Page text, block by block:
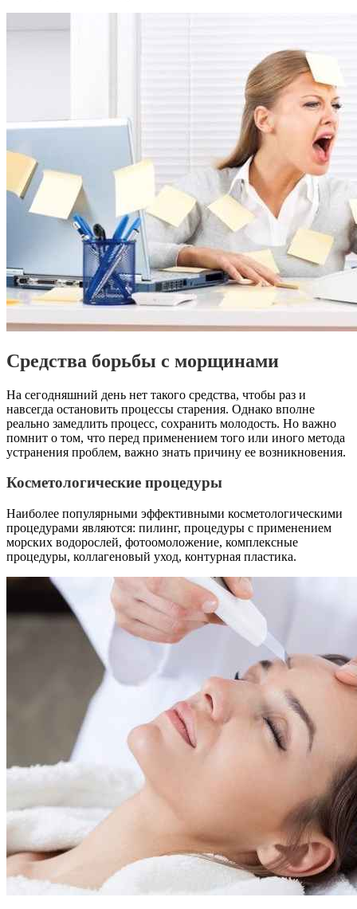
Средства борьбы с морщинами
На сегодняшний день нет такого средства, чтобы раз и
навсегда остановить процессы старения. Однако вполне
реально замедлить процесс, сохранить молодость. Но важно
помнит о том, что перед применением того или иного метода
устранения проблем, важно знать причину ее возникновения.
Косметологические процедуры
Наиболее популярными эффективными косметологическими
процедурами являются: пилинг, процедуры с применением
морских водорослей, фотоомоложение, комплексные
процедуры, коллагеновый уход, контурная пластика.